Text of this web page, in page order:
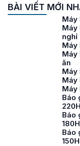
BÀI VIẾT MỚI
Máy
Máy
nghỉ
Máy
Máy
ăn
Máy
Máy
Máy
Báo
Báo
Báo